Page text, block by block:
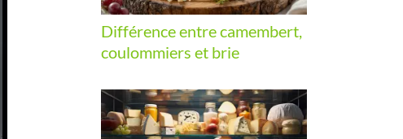
Différence entre camembert,
coulommiers et brie